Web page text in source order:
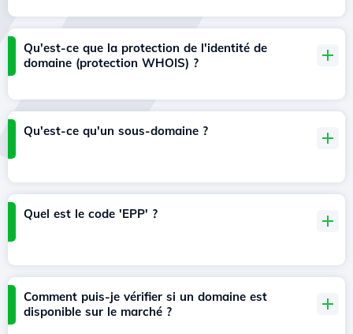
Qu'est-ce que la protection de l'identité de
domaine (protection WHOIS) ?
Qu'est-ce qu'un sous-domaine ?
Quel est le code 'EPP' ?
Comment puis-je vérifier si un domaine est
disponible sur le marché ?